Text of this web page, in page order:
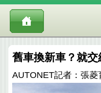
舊車換新車？就
AUTONET記者：張